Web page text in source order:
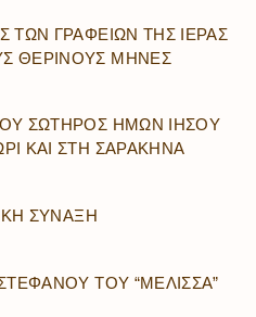
ΤΩΝ ΓΡΑΦΕΙΩΝ ΤΗΣ ΙΕΡΑΣ
ΘΕΡΙΝΟΥΣ ΜΗΝΕΣ
ΣΩΤΗΡΟΣ ΗΜΩΝ ΙΗΣΟΥ
ΚΑΙ ΣΤΗ ΣΑΡΑΚΗΝΑ
ΣΥΝΑΞΗ
ΤΟΥ “ΜΕΛΙΣΣΑ”